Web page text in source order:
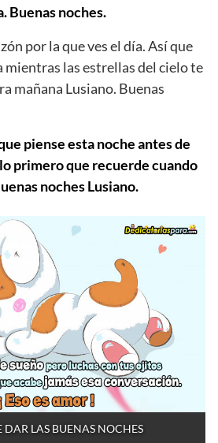
Buenas noches.
por la que ves el día. Así que
mientras las estrellas del cielo te
mañana Lusiano. Buenas
piense esta noche antes de
primero que recuerde cuando
noches Lusiano.
DAR LAS BUENAS NOCHES